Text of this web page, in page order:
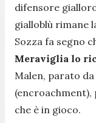
difensore
gialloblù rimane
Sozza fa segno
Meraviglia lo
Malen, parato
(encroachment),
che è in gioco.